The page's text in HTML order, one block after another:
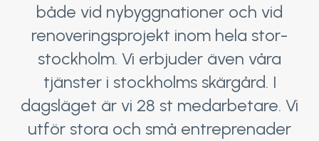
både vid nybyggnationer och vid
renoveringsprojekt inom hela stor-
stockholm. Vi erbjuder även våra
tjänster i stockholms skärgård. I
dagsläget är vi 28 st medarbetare. Vi
utför stora och små entreprenader